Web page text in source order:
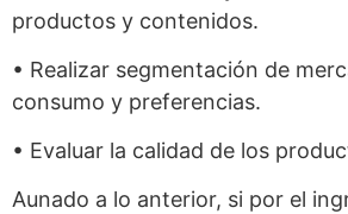
productos y contenidos.
• Realizar segmentación de
consumo y preferencias.
• Evaluar la calidad de los
Aunado a lo anterior, si por el